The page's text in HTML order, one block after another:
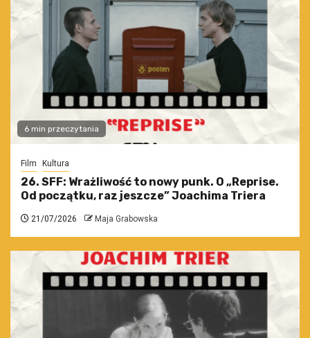
6 min przeczytania
Film Kultura
26. SFF: Wrażliwość to nowy punk. O „Reprise.
Od początku, raz jeszcze” Joachima Triera
21/07/2026 Maja Grabowska